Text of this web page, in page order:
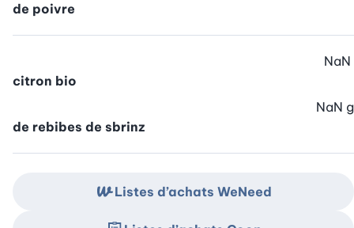
de poivre
citron bio
NaN
de rebibes de sbrinz
NaN g
Listes d’achats WeNeed